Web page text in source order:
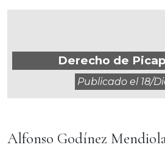
Derecho de
Publicado el 18/
Alfonso Godínez